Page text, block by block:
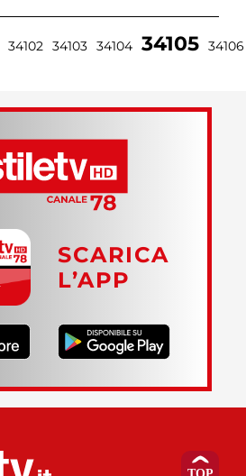
34102 34103 34104 34105 34106
SCARICA
L’APP